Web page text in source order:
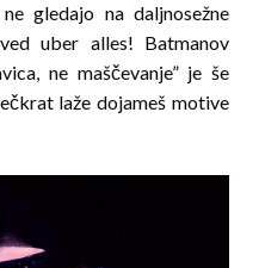
gledajo na daljnosežne
uber alles! Batmanov
ne maščevanje” je še
laže dojameš motive